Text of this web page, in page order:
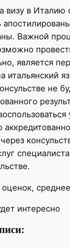
визу в Италию
Важной
является
итальянский
не
оценок,
интересно